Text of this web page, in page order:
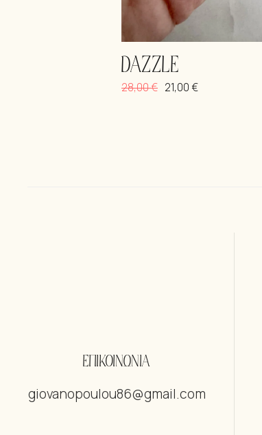
DAZZLE
28,00€ 21,00€
ΕΠΙΚΟΙΝΩΝΙΑ
giovanopoulou86@gmail.com